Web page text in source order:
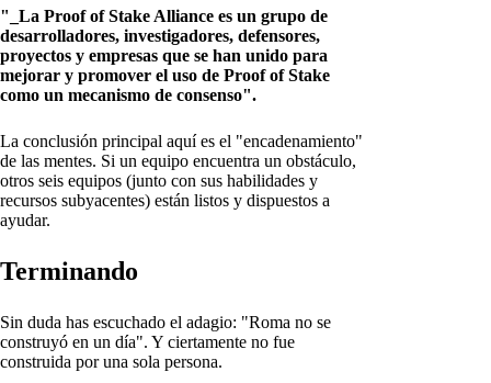
"_La Proof of Stake Alliance es un grupo de
desarrolladores, investigadores, defensores,
proyectos y empresas que se han unido para
mejorar y promover el uso de Proof of Stake
como un mecanismo de consenso".
La conclusión principal aquí es el "encadenamiento"
de las mentes. Si un equipo encuentra un obstáculo,
otros seis equipos (junto con sus habilidades y
recursos subyacentes) están listos y dispuestos a
ayudar.
Terminando
Sin duda has escuchado el adagio: "Roma no se
construyó en un día". Y ciertamente no fue
construida por una sola persona.